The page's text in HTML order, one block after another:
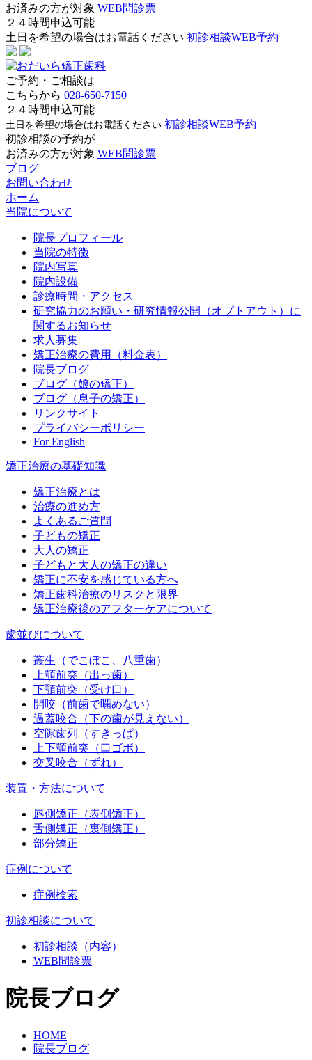
お済みの方が対象 WEB問診票
２４時間申込可能
土日を希望の場合はお電話ください 初診相談WEB予約
ご予約・ご相談は
こちらから 028-650-7150
２４時間申込可能
土日を希望の場合はお電話ください 初診相談WEB予約
初診相談の予約が
お済みの方が対象 WEB問診票
ブログ
お問い合わせ
ホーム
当院について
院長プロフィール
当院の特徴
院内写真
院内設備
診療時間・アクセス
研究協力のお願い・研究情報公開（オプトアウト）に
関するお知らせ
求人募集
矯正治療の費用（料金表）
院長ブログ
ブログ（娘の矯正）
ブログ（息子の矯正）
リンクサイト
プライバシーポリシー
For English
矯正治療の基礎知識
矯正治療とは
治療の進め方
よくあるご質問
子どもの矯正
大人の矯正
子どもと大人の矯正の違い
矯正に不安を感じている方へ
矯正歯科治療のリスクと限界
矯正治療後のアフターケアについて
歯並びについて
叢生（でこぼこ、八重歯）
上顎前突（出っ歯）
下顎前突（受け口）
開咬（前歯で噛めない）
過蓋咬合（下の歯が見えない）
空隙歯列（すきっぱ）
上下顎前突（口ゴボ）
交叉咬合（ずれ）
装置・方法について
唇側矯正（表側矯正）
舌側矯正（裏側矯正）
部分矯正
症例について
症例検索
初診相談について
初診相談（内容）
WEB問診票
院長ブログ
HOME
院長ブログ